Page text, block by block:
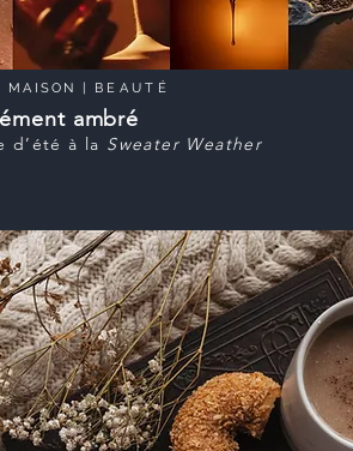
MAISON | BEAUTÉ
ambré
d’été à la Sweater Weather